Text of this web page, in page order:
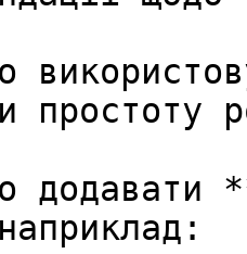
простоту
додавати